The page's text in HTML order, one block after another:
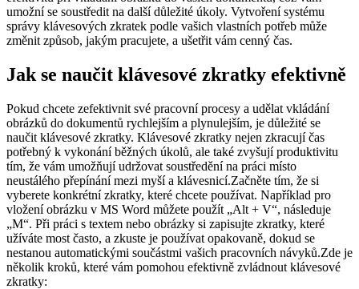
umožní se soustředit na další důležité úkoly. Vytvoření systému
správy klávesových zkratek podle vašich vlastních potřeb může
změnit způsob, jakým pracujete, a ušetřit vám cenný čas.
Jak se naučit klávesové zkratky efektivně
Pokud chcete zefektivnit své pracovní procesy a udělat vkládání
obrázků do dokumentů rychlejším a plynulejším, je důležité se
naučit klávesové zkratky. Klávesové zkratky nejen zkracují čas
potřebný k vykonání běžných úkolů, ale také zvyšují produktivitu
tím, že vám umožňují udržovat soustředění na práci místo
neustálého přepínání mezi myší a klávesnicí.Začněte tím, že si
vyberete konkrétní zkratky, které chcete používat. Například pro
vložení obrázku v MS Word můžete použít „Alt + V“, následuje
„M“. Při práci s textem nebo obrázky si zapisujte zkratky, které
užíváte most často, a zkuste je používat opakovaně, dokud se
nestanou automatickými součástmi vašich pracovních návyků.Zde je
několik kroků, které vám pomohou efektivně zvládnout klávesové
zkratky: